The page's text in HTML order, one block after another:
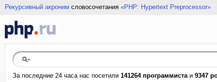
Рекурсивный акроним словосочетания «PHP: Hypertext Preprocessor»
За последние 24 часа нас посетили 141264 программистаи 9347